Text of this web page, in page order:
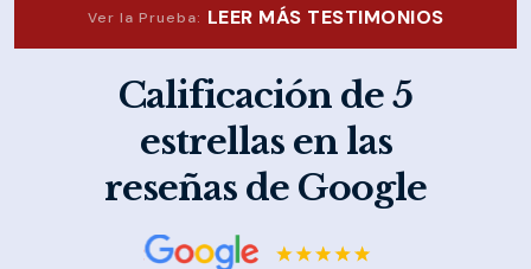
Ver la Prueba: LEER MÁS TESTIMONIOS
Calificación de 5
estrellas en las
reseñas de Google